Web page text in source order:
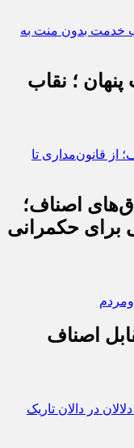
پنهان ؛ نقاب
اصناف؛
برای حکمرانی
اصناف